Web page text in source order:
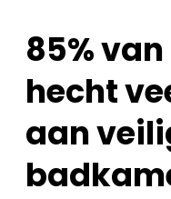
85%
hecht
aan